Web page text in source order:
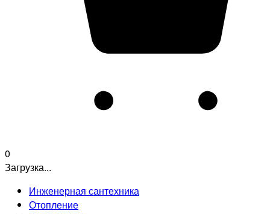
0
Загрузка...
Инженерная сантехника
Отопление